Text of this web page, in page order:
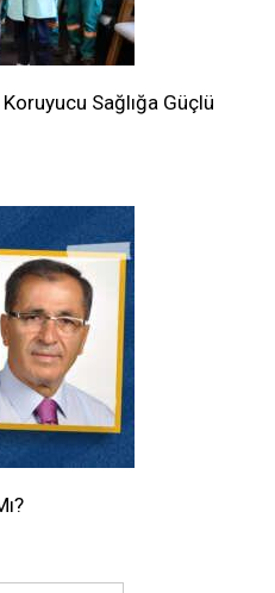
Sağlığa Güçlü